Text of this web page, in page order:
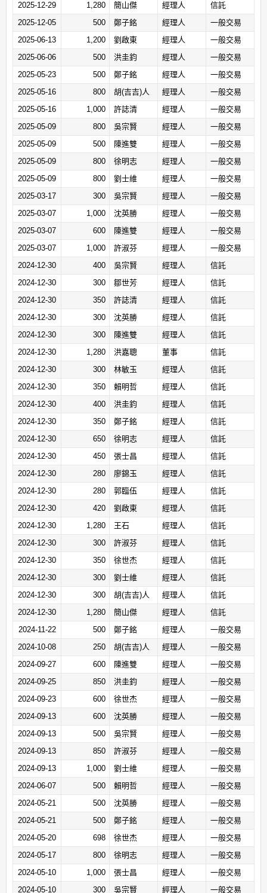
2025-12-29
1,280 簡山傑 經理人
信託
2025-12-05
500 鄭子銘 經理人
一般交易
2025-06-13
1,200 劉啟東 經理人
一般交易
2025-06-06
500 洪圭鈞 經理人
一般交易
2025-05-23
500 鄭子銘 經理人
一般交易
2025-05-16
800 胡(吉吉)人 經理人
一般交易
2025-05-16
1,000 許誌清 經理人
一般交易
2025-05-09
800 吳宗賢 經理人
一般交易
2025-05-09
500 陳進雙 經理人
一般交易
2025-05-09
800 徐明志 經理人
一般交易
2025-05-09
800 劉士維 經理人
一般交易
2025-03-17
300 吳宗賢 經理人
一般交易
2025-03-07
1,000 沈英勝 經理人
一般交易
2025-03-07
600 陳進雙 經理人
一般交易
2025-03-07
1,000 許淑芬 經理人
一般交易
2024-12-30
400 吳宗賢 經理人
信託
2024-12-30
300 鄒世芳 經理人
信託
2024-12-30
350 許誌清 經理人
信託
2024-12-30
300 沈英勝 經理人
信託
2024-12-30
300 陳進雙 經理人
信託
2024-12-30
1,280 洪嘉聰 董事
信託
2024-12-30
300 林敏玉 經理人
信託
2024-12-30
350 賴明哲 經理人
信託
2024-12-30
400 洪圭鈞 經理人
信託
2024-12-30
350 鄭子銘 經理人
信託
2024-12-30
650 徐明志 經理人
信託
2024-12-30
450 張士昌 經理人
信託
2024-12-30
280 廖錦玉 經理人
信託
2024-12-30
280 郭臨伍 經理人
信託
2024-12-30
420 劉啟東 經理人
信託
2024-12-30
1,280 王石 經理人
信託
2024-12-30
300 許淑芬 經理人
信託
2024-12-30
350 徐世杰 經理人
信託
2024-12-30
300 劉士維 經理人
信託
2024-12-30
300 胡(吉吉)人 經理人
信託
2024-12-30
1,280 簡山傑 經理人
信託
2024-11-22
500 鄭子銘 經理人
一般交易
2024-10-08
250 胡(吉吉)人 經理人
一般交易
2024-09-27
600 陳進雙 經理人
一般交易
2024-09-25
850 洪圭鈞 經理人
一般交易
2024-09-23
600 徐世杰 經理人
一般交易
2024-09-13
600 沈英勝 經理人
一般交易
2024-09-13
500 吳宗賢 經理人
一般交易
2024-09-13
850 許淑芬 經理人
一般交易
2024-09-13
1,000 劉士維 經理人
一般交易
2024-06-07
500 賴明哲 經理人
一般交易
2024-05-21
500 沈英勝 經理人
一般交易
2024-05-21
500 鄭子銘 經理人
一般交易
2024-05-20
698 徐世杰 經理人
一般交易
2024-05-17
800 徐明志 經理人
一般交易
2024-05-10
1,000 張士昌 經理人
一般交易
2024-05-10
300 吳宗賢 經理人 一般交易